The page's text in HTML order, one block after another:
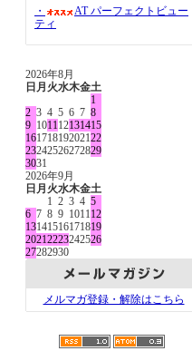
・
AT パーフェクトビュー
ティ
2026年8月
日 月 火水木金土
1
2 3 4 5 6 7 8
9 101112131415
16171819202122
23242526272829
3031
2026年9月
日 月 火水木金土
1 2 3 4 5
6 7 8 9 101112
13141516171819
20212223242526
27282930
メルマガ登録・解除はこちら